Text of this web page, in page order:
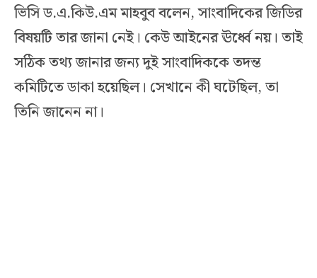
ভিসি ড.এ.কিউ.এম মাহবুব বলেন, সাংবাদিকের জিডির
বিষয়টি তার জানা নেই। কেউ আইনের ঊর্ধ্বে নয়। তাই
সঠিক তথ্য জানার জন্য দুই সাংবাদিককে তদন্ত
কমিটিতে ডাকা হয়েছিল। সেখানে কী ঘটেছিল, তা
তিনি জানেন না।